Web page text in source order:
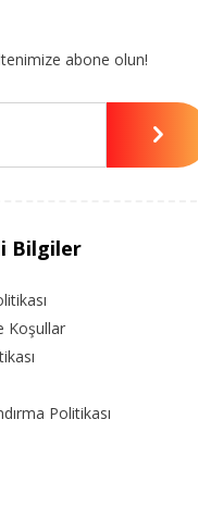
abone olun!
Bilgiler
Koşullar
Politikası